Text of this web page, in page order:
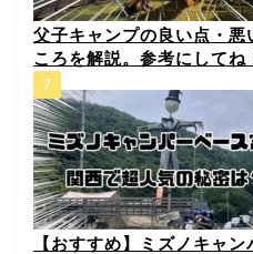
父子キャンプの良い点・
ころを解説。参考にしてね
【おすすめ】ミズノキャ